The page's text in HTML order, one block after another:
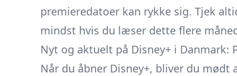
premieredatoer kan rykke sig. Tjek
mindst hvis du læser dette flere
Nyt og aktuelt på Disney+ i Danmark:
Når du åbner Disney+, bliver du mødt